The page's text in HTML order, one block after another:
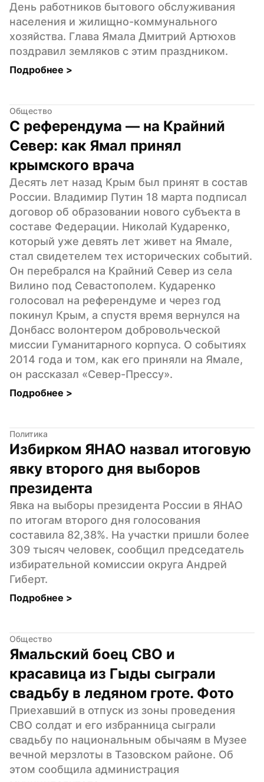
День работников бытового обслуживания
населения и жилищно-коммунального
хозяйства. Глава Ямала Дмитрий Артюхов
поздравил земляков с этим праздником.
Подробнее >
Общество
С референдума — на Крайний
Север: как Ямал принял
крымского врача
Десять лет назад Крым был принят в состав
России. Владимир Путин 18 марта подписал
договор об образовании нового субъекта в
составе Федерации. Николай Кударенко,
который уже девять лет живет на Ямале,
стал свидетелем тех исторических событий.
Он перебрался на Крайний Север из села
Вилино под Севастополем. Кударенко
голосовал на референдуме и через год
покинул Крым, а спустя время вернулся на
Донбасс волонтером добровольческой
миссии Гуманитарного корпуса. О событиях
2014 года и том, как его приняли на Ямале,
он рассказал «Север-Прессу».
Подробнее >
Политика
Избирком ЯНАО назвал итоговую
явку второго дня выборов
президента
Явка на выборы президента России в ЯНАО
по итогам второго дня голосования
составила 82,38%. На участки пришли более
309 тысяч человек, сообщил председатель
избирательной комиссии округа Андрей
Гиберт.
Подробнее >
Общество
Ямальский боец СВО и
красавица из Гыды сыграли
свадьбу в ледяном гроте. Фото
Приехавший в отпуск из зоны проведения
СВО солдат и его избранница сыграли
свадьбу по национальным обычаям в Музее
вечной мерзлоты в Тазовском районе. Об
этом сообщила администрация